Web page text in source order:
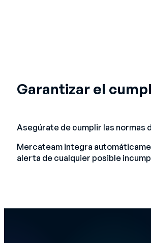
Garantizar el
Asegúrate de cumplir las normas
Mercateam integra
alerta de cualquier posible